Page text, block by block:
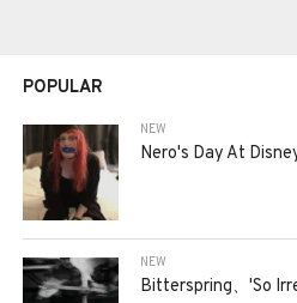
POPULAR
NEW
Nero's Day At
NEW
Bitterspring、'So